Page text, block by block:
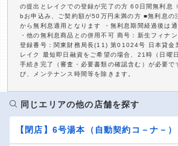
の提出とレイクでの登録が完了の方 60日間無利
bお申込み、ご契約額が50万円未満の方 ■無利息の
から無利息適用となります ・無利息期間経過後は
・他の無利息商品との併用不可 商号：新生フィナ
登録番号：関東財務局長(11) 第01024号 日本貸金
レイク 最短即日融資をご希望の場合、21時（日曜
手続き完了（審査・必要書類の確認含む）が必要で
び、メンテナンス時間等を除きます。
同じエリアの他の店舗を探す
【閉店】6号湯本（自動契約コ－ナ－）